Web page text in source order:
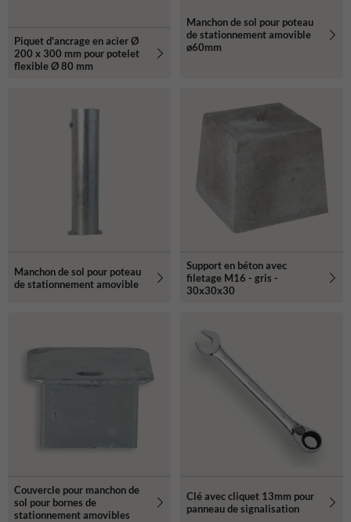
Piquet d'ancrage en acier Ø
200 x 300 mm pour potelet
flexible Ø 80 mm
Manchon de sol pour poteau
de stationnement amovible
ø60mm
Manchon de sol pour poteau
de stationnement amovible
Support en béton avec
filetage M16 - gris -
30x30x30
Couvercle pour manchon de
sol pour bornes de
stationnement amovibles
Clé avec cliquet 13mm pour
panneau de signalisation